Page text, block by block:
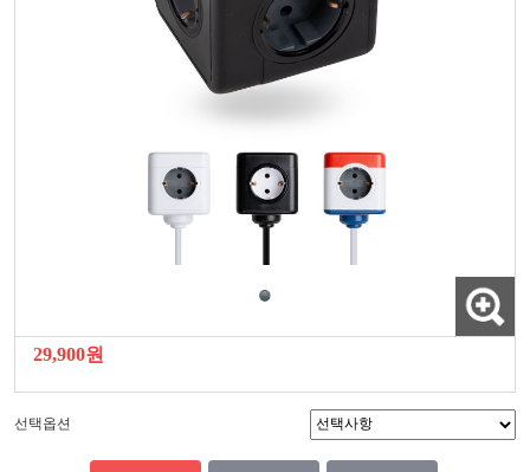
29,900원
선택옵션